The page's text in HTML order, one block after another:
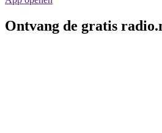
Ontvang de gratis